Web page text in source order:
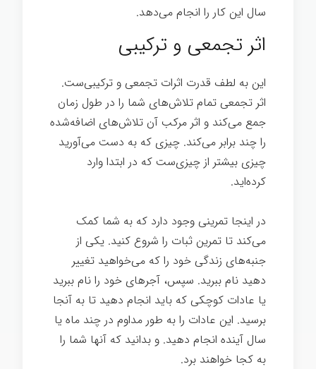
سال این کار را انجام می‌دهد.
اثر تجمعی و ترکیبی
این به لطف قدرت اثرات تجمعی و ترکیبی‌ست.
اثر تجمعی تمام تلاش‌های شما را در طول زمان
جمع می‌کند و اثر مرکب آن تلاش‌های اضافه‌شده
را چند برابر می‌کند. چیزی که به دست می‌آورید
چیزی بیشتر از چیزی‌ست که در ابتدا وارد
کرده‌اید.
در اینجا تمرینی وجود دارد که به شما کمک
می‌کند تا تمرین ثبات را شروع کنید. یکی از
جنبه‌های زندگی خود را که می‌خواهید تغییر
دهید نام ببرید. سپس، آجرهای خود را نام ببرید
یا عادات کوچکی که باید انجام دهید تا به آنجا
برسید. این عادات را به طور مداوم در چند ماه یا
سال آینده انجام دهید. و بدانید که آنها شما را
به کجا خواهند برد.